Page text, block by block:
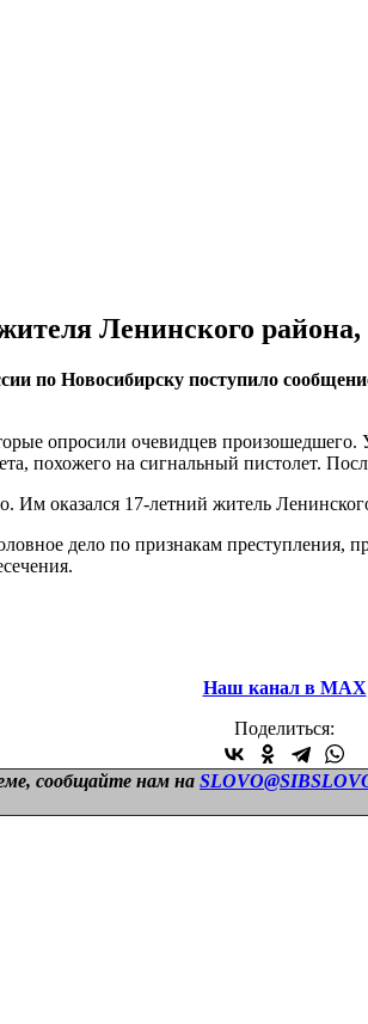
Ленинского
Новосибирску поступило
опросили очевидцев произошедшего.
похожего на сигнальный пистолет.
Им оказался 17-летний житель
дело по признакам
Наш канал в МАХ
Поделиться:
сообщайте нам на